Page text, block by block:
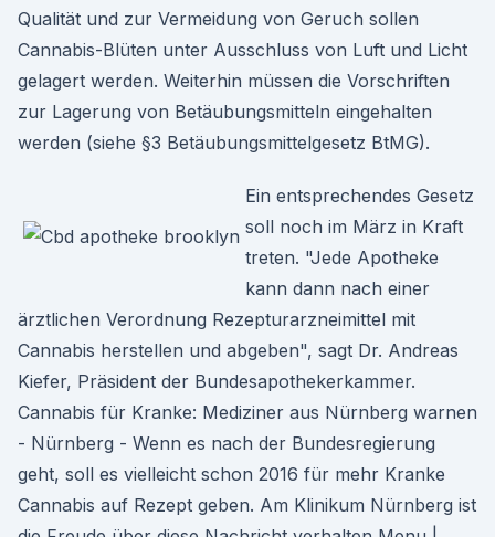
Qualität und zur Vermeidung von Geruch sollen
Cannabis-Blüten unter Ausschluss von Luft und Licht
gelagert werden. Weiterhin müssen die Vorschriften
zur Lagerung von Betäubungsmitteln eingehalten
werden (siehe §3 Betäubungsmittelgesetz BtMG).
Ein entsprechendes Gesetz
soll noch im März in Kraft
treten. "Jede Apotheke
kann dann nach einer
ärztlichen Verordnung Rezepturarzneimittel mit
Cannabis herstellen und abgeben", sagt Dr. Andreas
Kiefer, Präsident der Bundesapothekerkammer.
Cannabis für Kranke: Mediziner aus Nürnberg warnen
- Nürnberg - Wenn es nach der Bundesregierung
geht, soll es vielleicht schon 2016 für mehr Kranke
Cannabis auf Rezept geben. Am Klinikum Nürnberg ist